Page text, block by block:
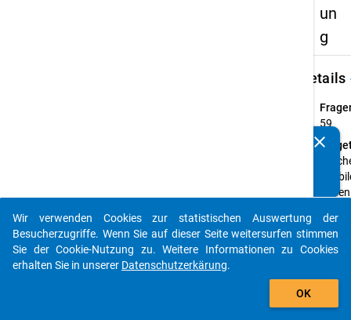
un
g
Details
59
Vater
Bitte
clear
auto_stories
add_shopping_cart
Wir verwenden Cookies zur statistischen Auswertung der
Besucherzugriffe. Wenn Sie auf dieser Seite weitersurfen stimmen
Sie der Cookie-Nutzung zu. Weitere Informationen zu Cookies
erhalten Sie in unserer Datenschutzerkärung.
OK